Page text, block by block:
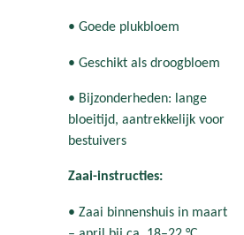
• Goede plukbloem
• Geschikt als droogbloem
• Bijzonderheden: lange
bloeitijd, aantrekkelijk voor
bestuivers
Zaai-instructies:
• Zaai binnenshuis in maart